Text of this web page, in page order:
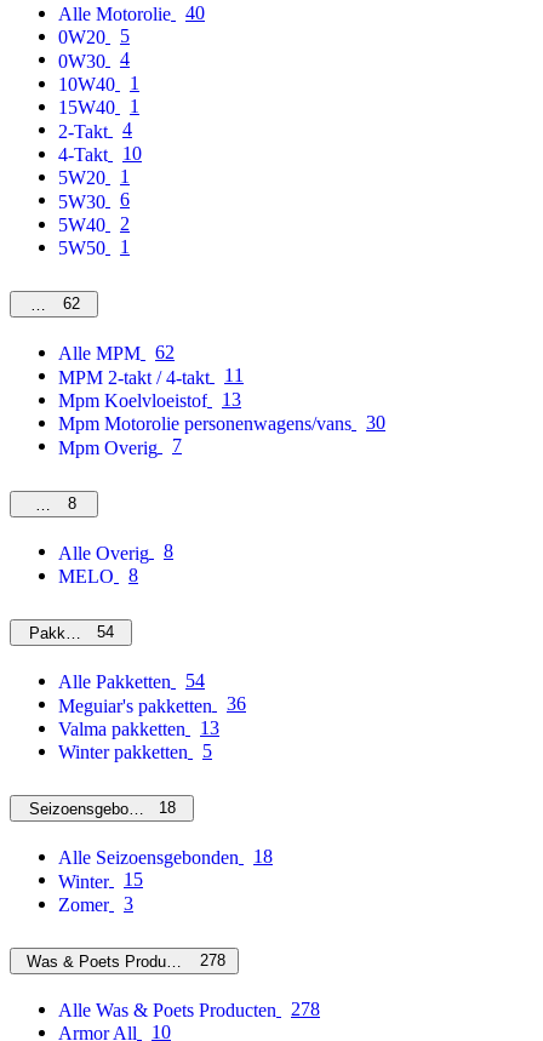
Alle Motorolie
40
0W20
5
0W30
4
10W40
1
15W40
1
2-Takt
4
4-Takt
10
5W20
1
5W30
6
5W40
2
5W50
1
MPM62
Alle MPM
62
MPM 2-takt / 4-takt
11
Mpm Koelvloeistof
13
Mpm Motorolie personenwagens/vans
30
Mpm Overig
7
Overig
8
Alle Overig
8
MELO
8
Pakketten54
Alle Pakketten
54
Meguiar's pakketten
36
Valma pakketten
13
Winter pakketten
5
Seizoensgebonden18
Alle Seizoensgebonden
18
Winter
15
Zomer
3
Was & Poets Producten 278
Alle Was & Poets Producten
278
Armor All
10